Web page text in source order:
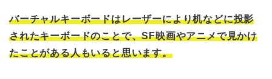
バーチャルキーボードはレーザーにより机などに投影
されたキーボードのことで、SF映画やアニメで見かけ
たことがある人もいると思います。